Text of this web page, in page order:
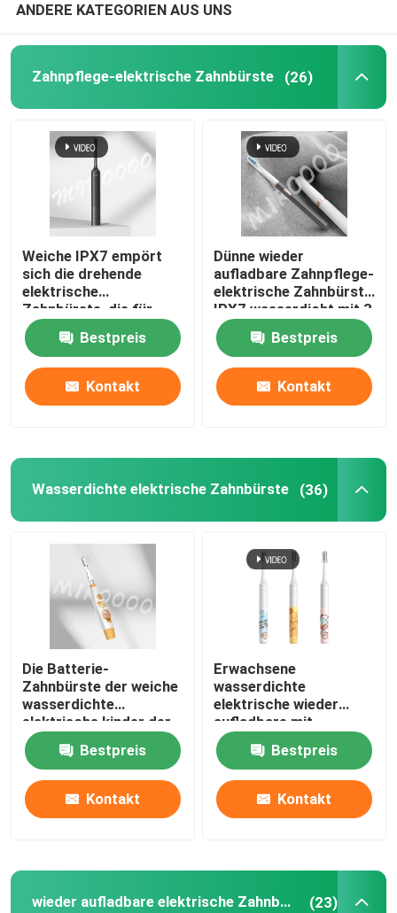
ANDERE KATEGORIEN AUS UNS
Zahnpflege-elektrische Zahnbürste (26)
Weiche IPX7 empört
sich die drehende
elektrische
Zahnbürste, die für
Gummi-Schutz wieder
aufladbar istBestpreis
Kontakt
Dünne wieder
aufladbare Zahnpflege-
elektrische Zahnbürste
IPX7 wasserdicht mit 3
Modi
Bestpreis
Kontakt
Wasserdichte elektrische Zahnbürste (36)
Die Batterie-
Zahnbürste der weiche
wasserdichte
elektrische kinder der
Zahnbürsten-IPX7
ReinigungsBestpreis
Kontakt
Erwachsene
wasserdichte
elektrische wieder
aufladbare mit
Ultraschallzahnbürste
der Zahnbürsten-IPX7
Bestpreis
Kontakt
wieder aufladbare elektrische Zahnbürste (23)